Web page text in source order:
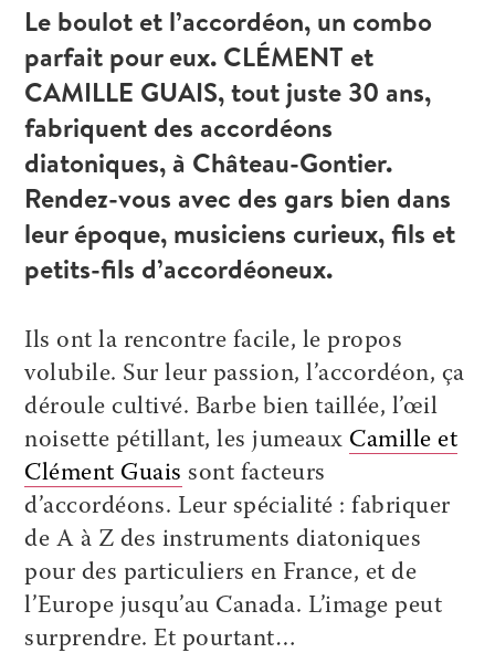
Le boulot et l’accordéon, un combo
parfait pour eux. CLÉMENT et
CAMILLE GUAIS, tout juste 30 ans,
fabriquent des accordéons
diatoniques, à Château-Gontier.
Rendez-vous avec des gars bien dans
leur époque, musiciens curieux, fils et
petits-fils d’accordéoneux.
Ils ont la rencontre facile, le propos
volubile. Sur leur passion, l’accordéon, ça
déroule cultivé. Barbe bien taillée, l’œil
noisette pétillant, les jumeaux Camille et
Clément Guais sont facteurs
d’accordéons. Leur spécialité : fabriquer
de A à Z des instruments diatoniques
pour des particuliers en France, et de
l’Europe jusqu’au Canada. L’image peut
surprendre. Et pourtant…